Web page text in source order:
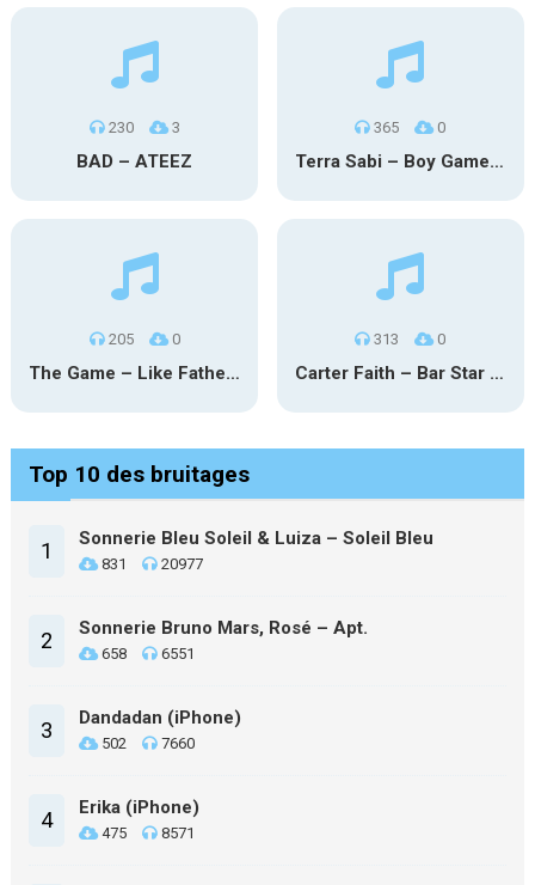
230 3
BAD – ATEEZ
365 0
Terra Sabi – Boy Game X Marcia Cruz
205 0
The Game – Like Father Like Daughter
313 0
Carter Faith – Bar Star Vevo
Top 10 des bruitages
1 Sonnerie Bleu Soleil & Luiza – Soleil Bleu
831 20977
2 Sonnerie Bruno Mars, Rosé – Apt.
658 6551
3 Dandadan (iPhone)
502 7660
4 Erika (iPhone)
475 8571